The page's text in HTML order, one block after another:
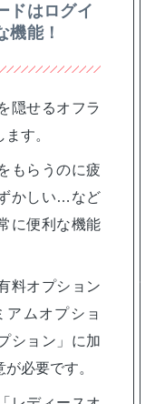
ドはログイ
機能！
隠せるオフラ
す。
もらうのに疲
かしい…など
に便利な機能
料オプション
アムオプショ
ション」に加
必要です。